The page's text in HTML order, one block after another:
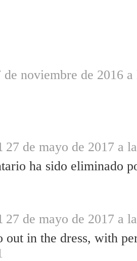
de noviembre de 2016 a
27 de mayo de 2017 a
ha sido eliminado
27 de mayo de 2017 a
out in the dress, with